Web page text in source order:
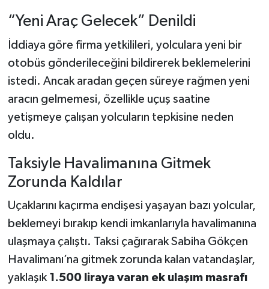
“Yeni Araç Gelecek” Denildi
İddiaya göre firma yetkilileri, yolculara yeni bir
otobüs gönderileceğini bildirerek beklemelerini
istedi. Ancak aradan geçen süreye rağmen yeni
aracın gelmemesi, özellikle uçuş saatine
yetişmeye çalışan yolcuların tepkisine neden
oldu.
Taksiyle Havalimanına Gitmek
Zorunda Kaldılar
Uçaklarını kaçırma endişesi yaşayan bazı yolcular,
beklemeyi bırakıp kendi imkanlarıyla havalimanına
ulaşmaya çalıştı. Taksi çağırarak Sabiha Gökçen
Havalimanı’na gitmek zorunda kalan vatandaşlar,
yaklaşık 1.500 liraya varan ek ulaşım masrafı